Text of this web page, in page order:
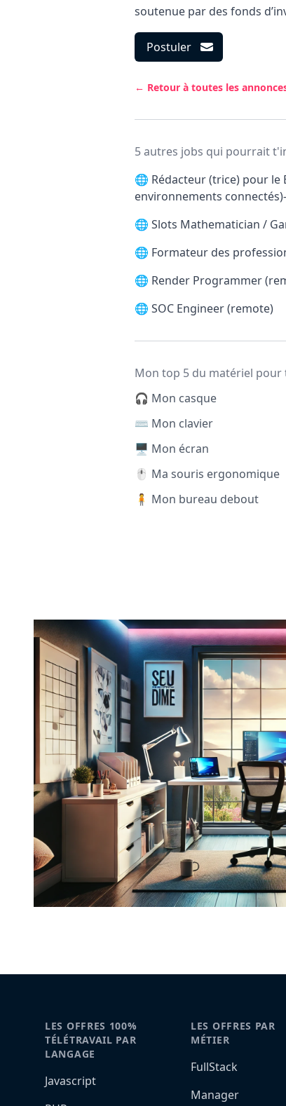
soutenue par des fonds
Postuler
← Retour à toutes les
5 autres jobs qui pourrait
🌐 Rédacteur (trice) pour le
environnements connectés)-
🌐 Slots Mathematician /
🌐 Formateur des
🌐 Render Programmer
🌐 SOC Engineer (remote)
Mon top 5 du matériel pour
🎧 Mon casque
⌨️ Mon clavier
🖥️ Mon écran
🖱️ Ma souris ergonomique
🧍 Mon bureau debout
LES OFFRES 100%
TÉLÉTRAVAIL PAR
LANGAGE
Javascript
LES OFFRES PAR
MÉTIER
FullStack
Manager